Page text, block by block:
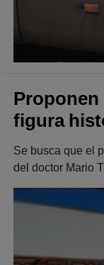
Proponen
figura
Se busca que el
del doctor Mario